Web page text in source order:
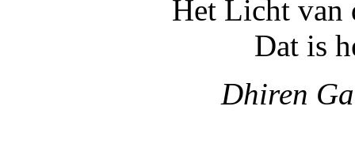
Het Licht van
Dat is
Dhiren